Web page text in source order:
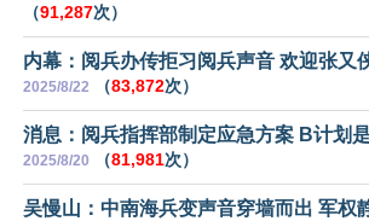
（91,287次）
内幕：阅兵办传拒习阅兵声音 欢迎张又
2025/8/22 （83,872次）
消息：阅兵指挥部制定应急方案 B计划
2025/8/20 （81,981次）
吴慢山：中南海兵变声音穿墙而出 军权